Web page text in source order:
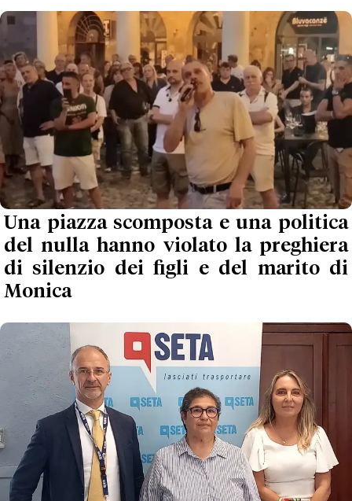
Una piazza scomposta e una politica
del nulla hanno violato la preghiera
di silenzio dei figli e del marito di
Monica